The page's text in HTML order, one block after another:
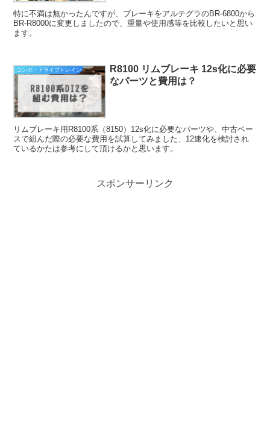
特に不満は無かったんですが、ブレーキをアルテグラのBR-6800から
BR-R8000に変更しましたので、重量や使用感等を比較したいと思い
ます。
コンポ・ドライブトレイン
R8100 リムブレーキ 12s化に必要
なパーツと費用は？
リムブレーキ用R8100系（8150）12s化に必要なパーツや、中古ベー
スで組んだ際の必要な費用を試算してみました、12速化を検討され
ているかたは参考にして頂けるかと思います。
スポンサーリンク